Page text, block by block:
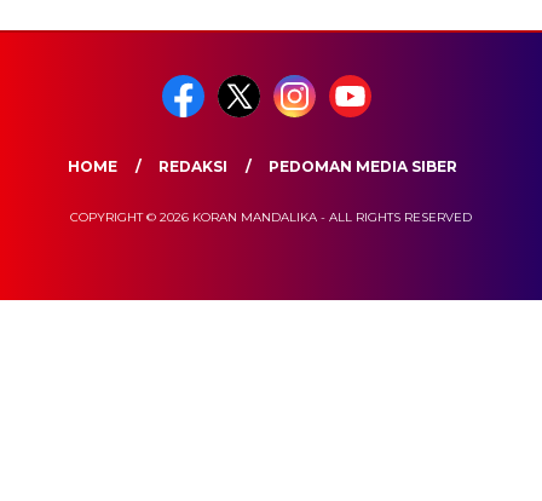
HOME REDAKSI PEDOMAN MEDIA SIBER
COPYRIGHT © 2026 KORAN MANDALIKA - ALL RIGHTS RESERVED